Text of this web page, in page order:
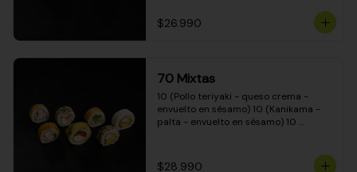
crema - cebollín) 10 (Carne - queso
crema - cebollín)
$26.990
70 Mixtas
10 (Pollo teriyaki - queso crema -
envuelto en sésamo) 10 (Kanikama -
palta - envuelto en sésamo) 10
- envuelto en queso crema) 10
$28.990